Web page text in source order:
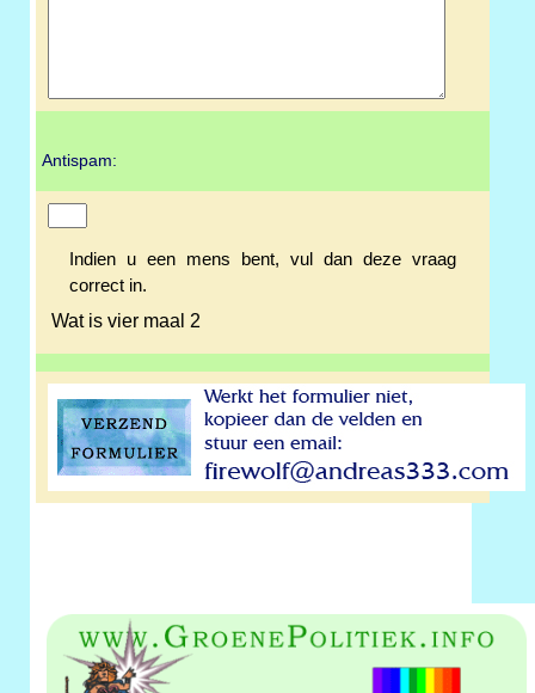
Antispam:
Indien u een mens bent, vul dan deze vraag
correct in.
Wat is vier maal 2